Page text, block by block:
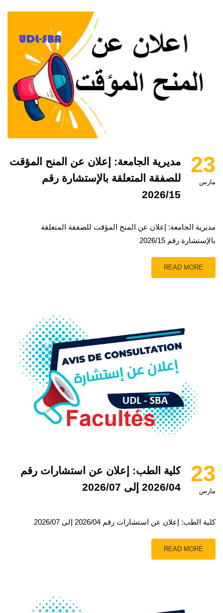
23
مارس
مديرية الجامعة: إعلان عن المنح المؤقت
للصفقة المتعلقة بالإستشارة رقم
2026/15
مديرية الجامعة: إعلان عن المنح المؤقت للصفقة المتعلقة
بالإستشارة رقم 2026/15
READ MORE
23
مارس
كلية الطب: إعلان عن استشارات رقم
2026/04 إلى 2026/07
كلية الطب: إعلان عن استشارات رقم 2026/04 إلى 2026/07
READ MORE